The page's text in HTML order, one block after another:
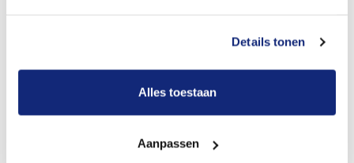
Details tonen
Alles toestaan
Aanpassen
Een betere uitvaart ervaring voor een betere